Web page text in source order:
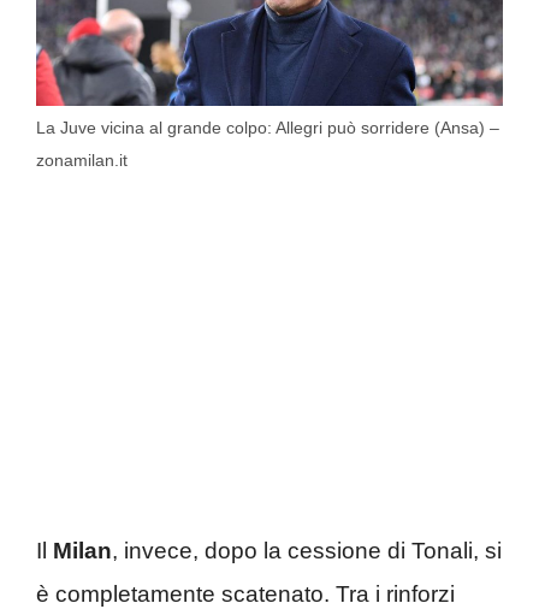
La Juve vicina al grande colpo: Allegri può sorridere (Ansa) –
zonamilan.it
Il Milan, invece, dopo la cessione di Tonali, si
è completamente scatenato. Tra i rinforzi